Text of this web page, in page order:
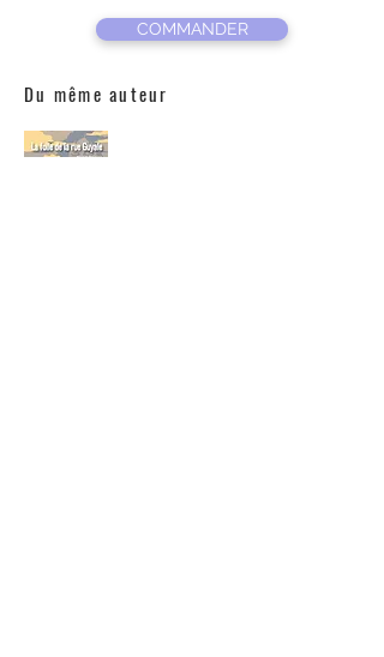
COMMANDER
Du même auteur